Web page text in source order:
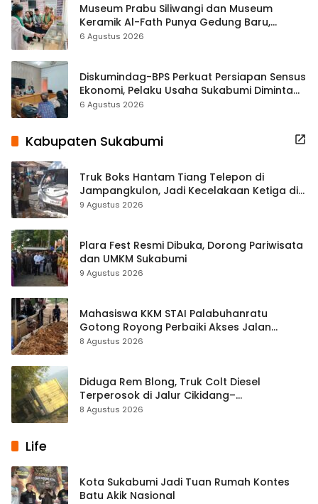
Museum Prabu Siliwangi dan Museum
Keramik Al-Fath Punya Gedung Baru,
Hampir 500 Koleksi Dipisahkan
6 Agustus 2026
Diskumindag-BPS Perkuat Persiapan Sensus
Ekonomi, Pelaku Usaha Sukabumi Diminta
Terbuka Beri Data
6 Agustus 2026
Kabupaten Sukabumi
Truk Boks Hantam Tiang Telepon di
Jampangkulon, Jadi Kecelakaan Ketiga di
Titik yang Sama
9 Agustus 2026
Plara Fest Resmi Dibuka, Dorong Pariwisata
dan UMKM Sukabumi
9 Agustus 2026
Mahasiswa KKM STAI Palabuhanratu
Gotong Royong Perbaiki Akses Jalan
Majelis Ta’lim di Sagaranten
8 Agustus 2026
Diduga Rem Blong, Truk Colt Diesel
Terperosok di Jalur Cikidang–
Palabuhanratu
8 Agustus 2026
Life
Kota Sukabumi Jadi Tuan Rumah Kontes
Batu Akik Nasional